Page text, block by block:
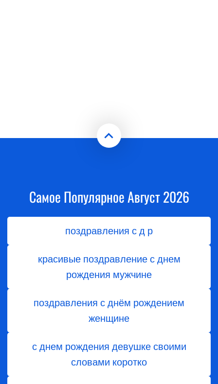
Самое Популярное Август 2026
поздравления с д р
красивые поздравление с днем
рождения мужчине
поздравления с днём рождением
женщине
с днем рождения девушке своими
словами коротко